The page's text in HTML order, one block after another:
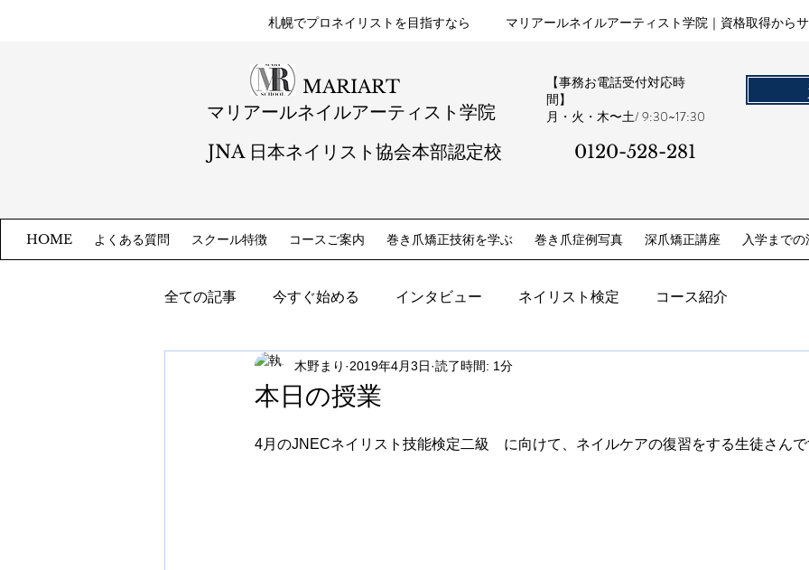
札幌​でプロネイリストを目指すなら マリアールネイルアーティスト学院｜資格取得から
MARIART
マリアールネイルアーティスト学院
JNA 日本ネイリスト協会本部認定校
【事務お電話受付対応時
間】
​月・火・木〜土/ 9:30~17:30
0120-528-281​
HOME よくある質問 スクール特徴 コースご案内 巻き爪矯正技術を学ぶ 巻き爪症例写真 深爪矯正講座 入学まで
全ての記事 今すぐ始める インタビュー ネイリスト検定 コース紹介
本日の授業
木野まり 2019年4月3日 読了時間: 1分
4月のJNECネイリスト技能検定二級　に向けて、ネイルケアの復習をする生徒さん